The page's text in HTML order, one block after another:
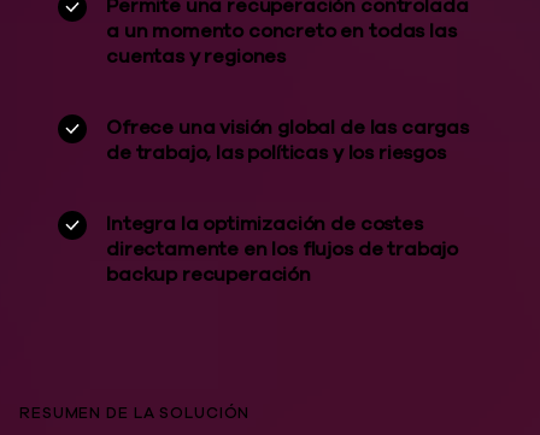
Permite una recuperación controlada
a un momento concreto en todas las
cuentas y regiones
Ofrece una visión global de las cargas
de trabajo, las políticas y los riesgos
Integra la optimización de costes
directamente en los flujos de trabajo
backup recuperación
RESUMEN DE LA SOLUCIÓN